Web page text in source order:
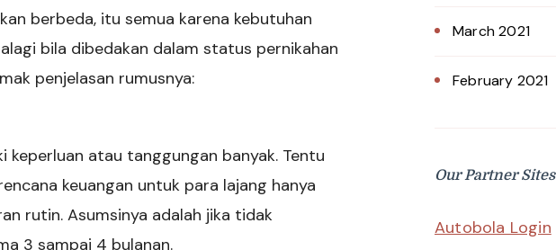
berbeda, itu semua karena kebutuhan
bila dibedakan dalam status pernikahan
penjelasan rumusnya:
atau tanggungan banyak. Tentu
keuangan untuk para lajang hanya
rutin. Asumsinya adalah jika tidak
3 sampai 4 bulanan.
March 2021
February 2021
Our Partner Sites
Autobola Login